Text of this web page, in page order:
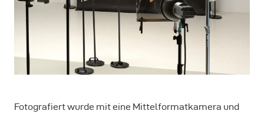
Fotografiert wurde mit eine Mittelformatkamera und